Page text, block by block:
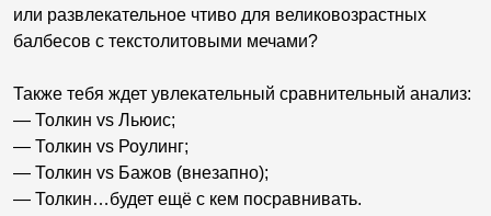
или развлекательное чтиво для великовозрастных
балбесов с текстолитовыми мечами?
Также тебя ждет увлекательный сравнительный анализ:
— Толкин vs Льюис;
— Толкин vs Роулинг;
— Толкин vs Бажов (внезапно);
— Толкин…будет ещё с кем посравнивать.